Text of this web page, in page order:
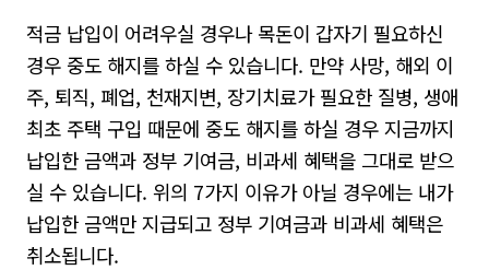
적금 납입이 어려우실 경우나 목돈이 갑자기 필요하신
경우 중도 해지를 하실 수 있습니다. 만약 사망, 해외 이
주, 퇴직, 폐업, 천재지변, 장기치료가 필요한 질병, 생애
최초 주택 구입 때문에 중도 해지를 하실 경우 지금까지
납입한 금액과 정부 기여금, 비과세 혜택을 그대로 받으
실 수 있습니다. 위의 7가지 이유가 아닐 경우에는 내가
납입한 금액만 지급되고 정부 기여금과 비과세 혜택은
취소됩니다.